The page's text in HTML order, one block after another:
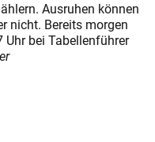
Ausruhen können
nicht. Bereits morgen
bei Tabellenführer